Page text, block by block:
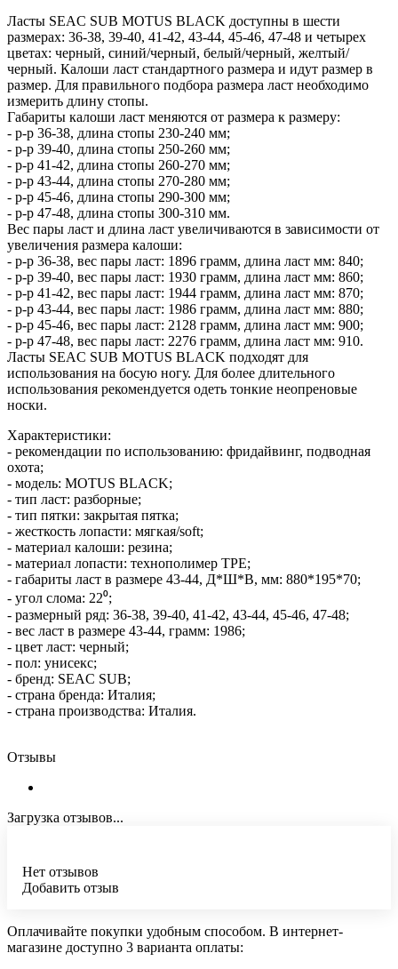
Ласты SEAC SUB MOTUS BLACK доступны в шести
размерах: 36-38, 39-40, 41-42, 43-44, 45-46, 47-48 и четырех
цветах: черный, синий/черный, белый/черный, желтый/
черный. Калоши ласт стандартного размера и идут размер в
размер. Для правильного подбора размера ласт необходимо
измерить длину стопы.
Габариты калоши ласт меняются от размера к размеру:
- р-р 36-38, длина стопы 230-240 мм;
- р-р 39-40, длина стопы 250-260 мм;
- р-р 41-42, длина стопы 260-270 мм;
- р-р 43-44, длина стопы 270-280 мм;
- р-р 45-46, длина стопы 290-300 мм;
- р-р 47-48, длина стопы 300-310 мм.
Вес пары ласт и длина ласт увеличиваются в зависимости от
увеличения размера калоши:
- р-р 36-38, вес пары ласт: 1896 грамм, длина ласт мм: 840;
- р-р 39-40, вес пары ласт: 1930 грамм, длина ласт мм: 860;
- р-р 41-42, вес пары ласт: 1944 грамм, длина ласт мм: 870;
- р-р 43-44, вес пары ласт: 1986 грамм, длина ласт мм: 880;
- р-р 45-46, вес пары ласт: 2128 грамм, длина ласт мм: 900;
- р-р 47-48, вес пары ласт: 2276 грамм, длина ласт мм: 910.
Ласты SEAC SUB MOTUS BLACK подходят для
использования на босую ногу. Для более длительного
использования рекомендуется одеть тонкие неопреновые
носки.
Характеристики:
- рекомендации по использованию: фридайвинг, подводная
охота;
- модель: MOTUS BLACK;
- тип ласт: разборные;
- тип пятки: закрытая пятка;
- жесткость лопасти: мягкая/soft;
- материал калоши: резина;
- материал лопасти: технополимер TPE;
- габариты ласт в размере 43-44, Д*Ш*В, мм: 880*195*70;
- угол слома: 22⁰;
- размерный ряд: 36-38, 39-40, 41-42, 43-44, 45-46, 47-48;
- вес ласт в размере 43-44, грамм: 1986;
- цвет ласт: черный;
- пол: унисекс;
- бренд: SEAC SUB;
- страна бренда: Италия;
- страна производства: Италия.
Отзывы
Загрузка отзывов...
Нет отзывов
Добавить отзыв
Оплачивайте покупки удобным способом. В интернет-
магазине доступно 3 варианта оплаты: